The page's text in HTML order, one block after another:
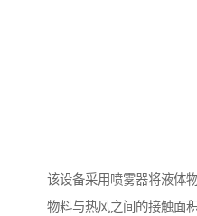
该设备采用喷雾器将液体
物料与热风之间的接触面